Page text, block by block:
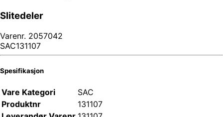
Slitedeler
Varenr. 2057042
SAC131107
Spesifikasjon
Vare Kategori
SAC
Produktnr
131107